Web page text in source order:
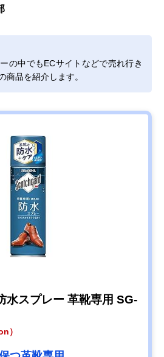
の中でもECサイトなどで売れ行き
商品を紹介します。
水スプレー 革靴専用 SG-
）